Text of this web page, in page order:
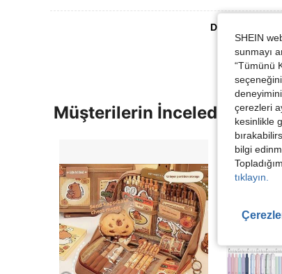
Daha Fazla
Müşterilerin İncelediği
SHEIN
sunmayı
“Tümünü
çerezleri
kesinlikle
bilgi
tıklayın.